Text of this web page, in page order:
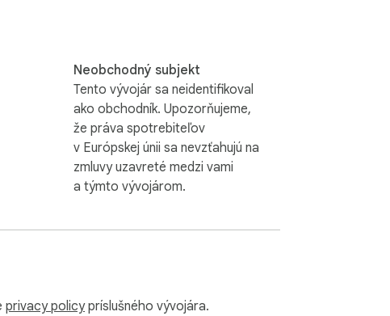
rozpoznávania reči 🤖
Neobchodný subjekt
Tento vývojár sa neidentifikoval
ako obchodník. Upozorňujeme,
že práva spotrebiteľov
v Európskej únii sa nevzťahujú na
zmluvy uzavreté medzi vami
a týmto vývojárom.
privacy policypríslušného vývojára.